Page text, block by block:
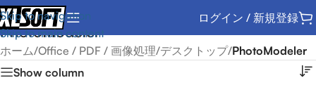
Skip to navigation
Skip to main content
ログイン / 新規登録
PhotoModeler
ホーム/Office / PDF / 画像処理/デスクトップ/PhotoModeler
Show column